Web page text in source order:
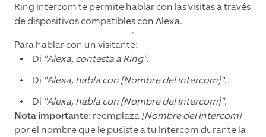
Ring Intercom te permite hablar con las visitas a través
de dispositivos compatibles con Alexa.
Para hablar con un visitante:
Di "Alexa, contesta a Ring".
Di "Alexa, habla con [Nombre del Intercom]".
Di "Alexa, habla con [Nombre del Intercom]".
Nota importante:reemplaza[Nombre del Intercom]
por el nombre que le pusiste a tu Intercom durante la